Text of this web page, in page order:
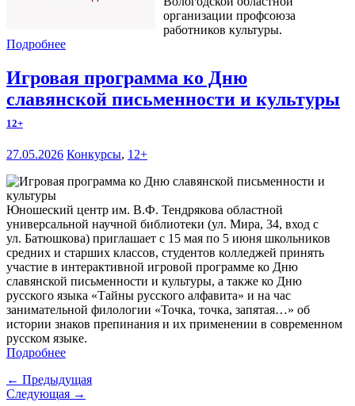
организации профсоюза
работников культуры.
Подробнее
Игровая программа ко Дню
славянской письменности и культуры
12+
27.05.2026 Конкурсы, 12+
Юношеский центр им. В.Ф. Тендрякова областной
универсальной научной библиотеки (ул. Мира, 34, вход с
ул. Батюшкова) приглашает с 15 мая по 5 июня школьников
средних и старших классов, студентов колледжей принять
участие в интерактивной игровой программе ко Дню
славянской письменности и культуры, а также ко Дню
русского языка «Тайны русского алфавита» и на час
занимательной филологии «Точка, точка, запятая…» об
истории знаков препинания и их применении в современном
русском языке.
Подробнее
← Предыдущая
Следующая →